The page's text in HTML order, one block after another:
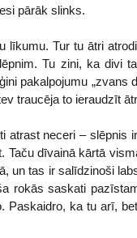
pārāk slinks.
līkumu. Tur tu ātri
Tu zini, ka divi
pakalpojumu „zvans
traucēja to ieraudzīt
atrast neceri – slēpnis
Taču dīvainā kārtā
un tas ir salīdzinoši
rokās saskati
Paskaidro, ka tu arī,